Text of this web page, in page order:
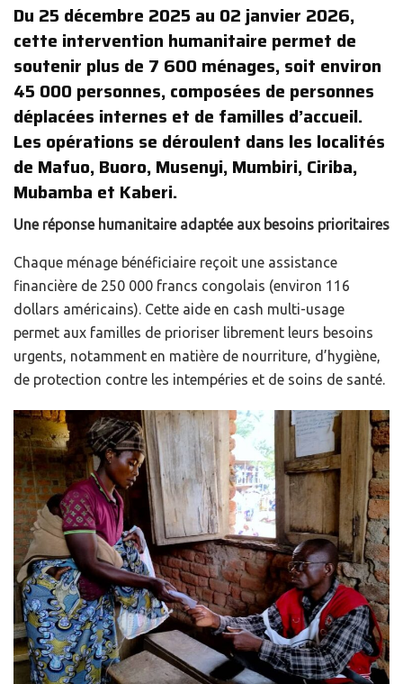
Du 25 décembre 2025 au 02 janvier 2026,
cette intervention humanitaire permet de
soutenir plus de 7 600 ménages, soit environ
45 000 personnes, composées de personnes
déplacées internes et de familles d’accueil.
Les opérations se déroulent dans les localités
de Mafuo, Buoro, Musenyi, Mumbiri, Ciriba,
Mubamba et Kaberi.
Uneréponse humanitaire adaptée aux besoins prioritaires
Chaque ménage bénéficiaire reçoit une assistance
financière de 250 000 francs congolais (environ 116
dollars américains). Cette aide en cash multi-usage
permet aux familles de prioriser librement leurs besoins
urgents, notamment en matière de nourriture, d’hygiène,
de protection contre les intempéries et de soins de santé.